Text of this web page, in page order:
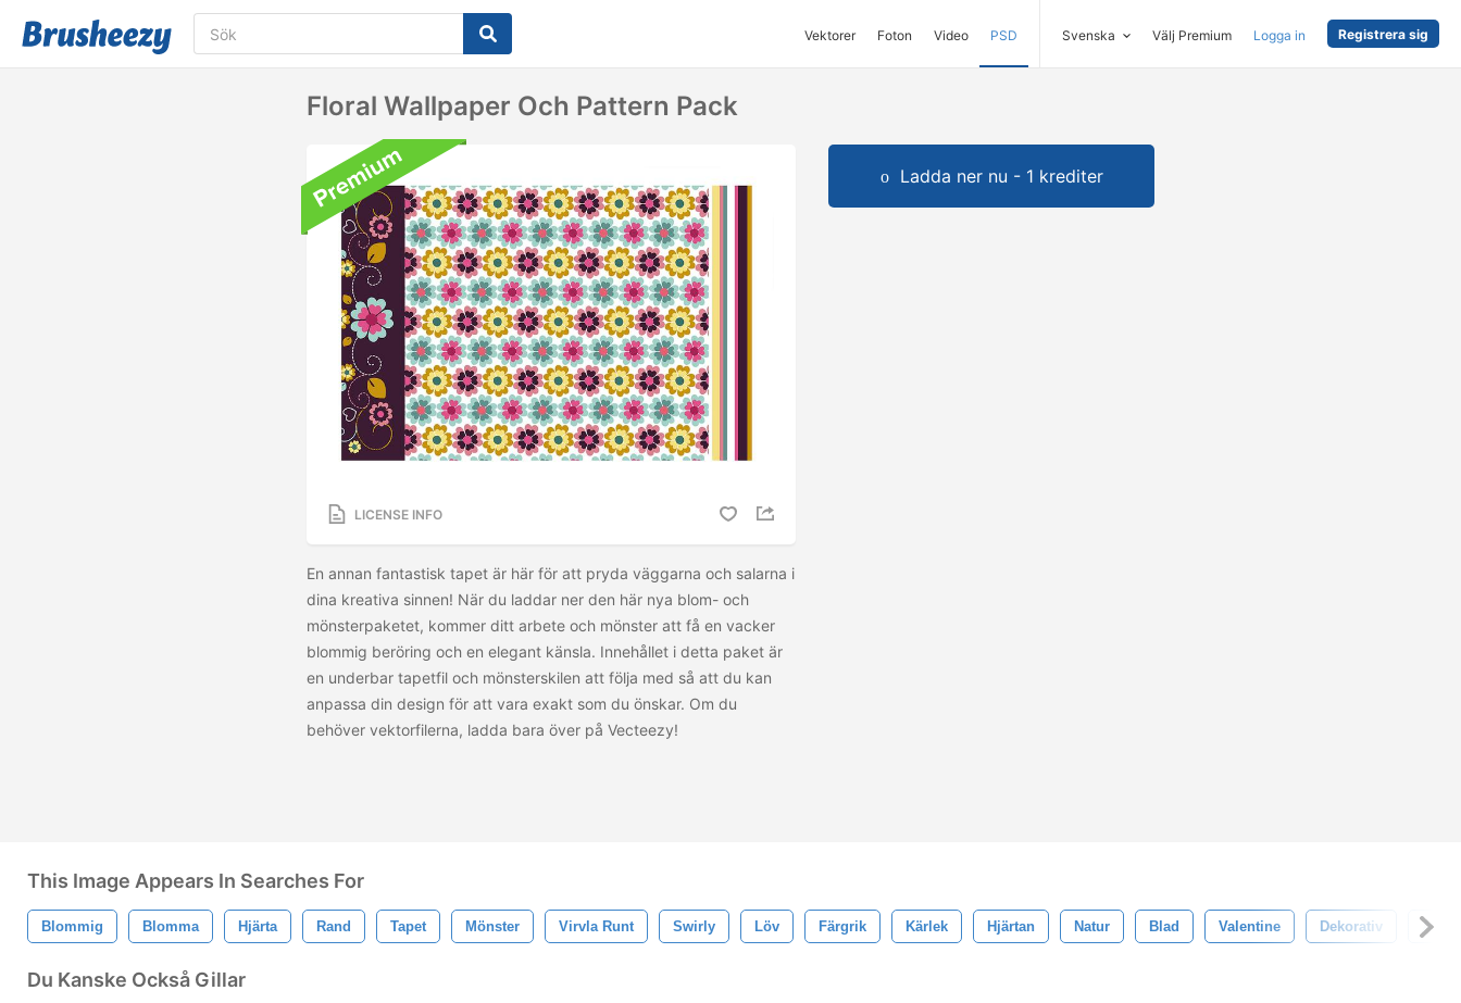
Vektorer Foton Video PSD Svenska Välj Premium Logga in Registrera sig
Floral Wallpaper Och Pattern Pack
LICENSE INFO
En annan fantastisk tapet är här för att pryda väggarna och salarna i
dina kreativa sinnen! När du laddar ner den här nya blom- och
mönsterpaketet, kommer ditt arbete och mönster att få en vacker
blommig beröring och en elegant känsla. Innehållet i detta paket är
en underbar tapetfil och mönsterskilen att följa med så att du kan
anpassa din design för att vara exakt som du önskar. Om du
behöver vektorfilerna, ladda bara över på Vecteezy!
Ladda ner nu - 1 krediter
This Image Appears In Searches For
Blommig Blomma Hjärta Rand Tapet Mönster Virvla Runt Swirly Löv Färgrik Kärlek Hjärtan Natur Blad Valentine Dekorativ Alla
Du Kanske Också Gillar